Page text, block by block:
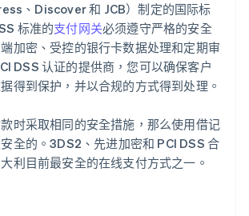
、Discover 和 JCB）制定的国际标
标准的支付网关必须遵守严格的安全
加密、受控的银行卡数据处理和定期审
DSS 认证的提供商，您可以确保客户
得到保护，并以合规的方式得到处理。
时采取相同的安全措施，那么使用借记
全的。3DS2、先进加密和 PCI DSS 合
利目前最安全的在线支付方式之一。